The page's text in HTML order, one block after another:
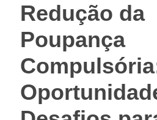
Redução da
Poupança